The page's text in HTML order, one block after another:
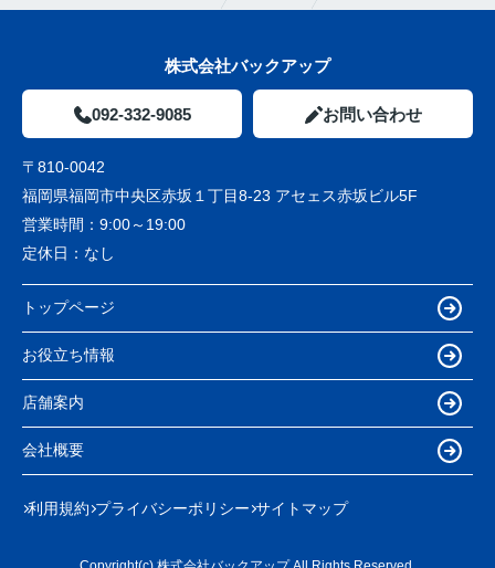
株式会社バックアップ
092-332-9085 お問い合わせ
〒810-0042
福岡県福岡市中央区赤坂１丁目8-23 アセェス赤坂ビル5F
営業時間： 9:00～19:00
定休日： なし
トップページ
お役立ち情報
店舗案内
会社概要
利用規約 プライバシーポリシー サイトマップ